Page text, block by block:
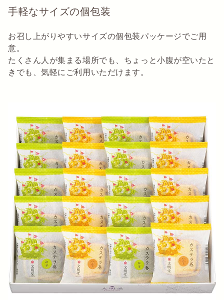
手軽なサイズの個包装
お召し上がりやすいサイズの個包装パッケージでご用
意。
たくさん人が集まる場所でも、ちょっと小腹が空いたと
きでも、気軽にご利用いただけます。